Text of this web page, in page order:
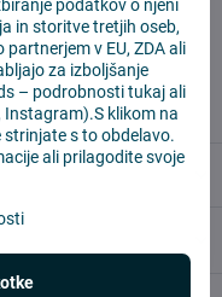
podatkov o njeni
in storitve tretjih oseb,
v EU, ZDA ali
za izboljšanje
– podrobnosti tukajali
Instagram).S klikom na
strinjate s to obdelavo.
ali prilagodite svoje